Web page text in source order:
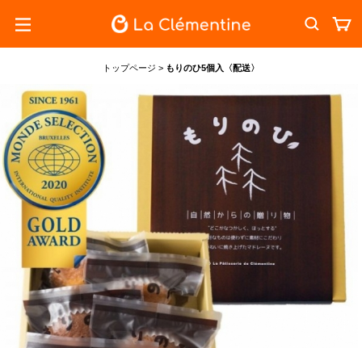
トップページ > もりのひ5個入〈配送〉